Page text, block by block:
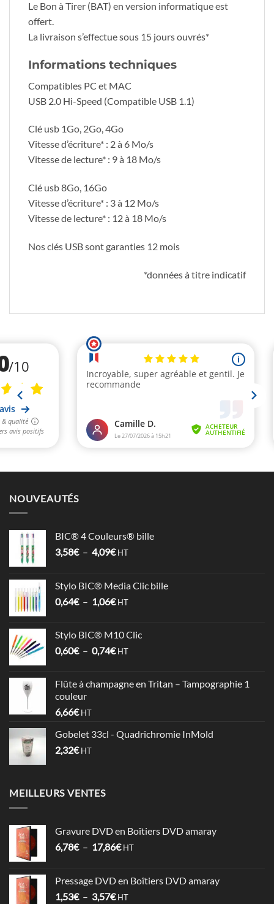
Le Bon à Tirer (BAT) en version informatique est
offert.
La livraison s’effectue sous 15 jours ouvrés*
Informations techniques
Compatibles PC et MAC
USB 2.0 Hi-Speed (Compatible USB 1.1)
Clé usb 1Go, 2Go, 4Go
Vitesse d’écriture* : 2 à 6 Mo/s
Vitesse de lecture* : 9 à 18 Mo/s
Clé usb 8Go, 16Go
Vitesse d’écriture* : 3 à 12 Mo/s
Vitesse de lecture* : 12 à 18 Mo/s
Nos clés USB sont garanties 12 mois
*données à titre indicatif
NOUVEAUTÉS
BIC® 4 Couleurs® bille
3,58€ – 4,09€Plage
3,58€
à
HT
Stylo BIC® Media Clic bille
0,64€ – 1,06€Plage
0,64€
à
HT
Stylo BIC® M10 Clic
0,60€ – 0,74€Plage
0,60€
HT
Flûte à champagne en Tritan – Tampographie 1
couleur
6,66€ HT
Gobelet 33cl - Quadrichromie InMold
2,32€ HT
MEILLEURS VENTES
Gravure DVD en Boîtiers DVD amaray
6,78€ – 17,86€Plage
6,78€
à
HT
Pressage DVD en Boîtiers DVD amaray
1,53€ – 3,57€Plage
HT